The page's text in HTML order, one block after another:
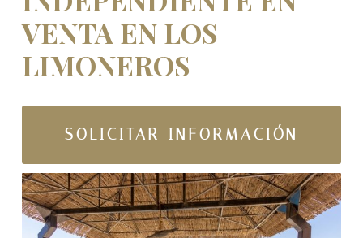
VENTA EN LOS
LIMONEROS
SOLICITAR INFORMACIÓN